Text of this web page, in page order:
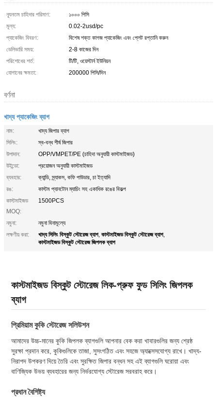
ন্যূনতম চাহিদার পরিমাণ:
১০০০ পিসি
মূল্য:
0.02-2usd/pc
প্যাকেজিং বিবরণ:
বিশেষ শক্ত কাগজ প্যাকেজিং এবং প্লেট রপ্তানি করুন
ডেলিভারি সময়:
2-8 কাজের দিন
পরিশোধের শর্ত:
টি/টি, ওয়েস্টার্ন ইউনিয়ন
যোগানের ক্ষমতা:
200000 পিসি/দিন
বর্ণনা
খাদ্য প্যাকেজিং ব্যাগ
নাম:
খাদ্য জিপার ব্যাগ
সিলিং:
স্ব-বন্ধ শীর্ষ জিপার
উপাদান:
OPP/VMPET/PE (চাহিদা অনুযায়ী কাস্টমাইজড)
উইন্ডো:
প্রয়োজন অনুযায়ী কাস্টমাইজড
ব্যবহার:
ক্যান্ডি, স্ন্যাকস, কফি পাউডার, চা ইত্যাদি
রঙ:
কাস্টম প্যানটোন ম্যাচিং সহ একাধিক রঙের বিকল্প
কাস্টমাইজড
MOQ:
1500PCS
নমুনা:
নমুনা বিনামূল্যে
লক্ষণীয় করা:
খাদ্য সিলিং বিস্কুট স্টোরেজ ব্যাগ, কাস্টমাইজড বিস্কুট স্টোরেজ ব্যাগ,
কাস্টমাইজড বিস্কুট স্টোরেজ জিপলক ব্যাগ
কাস্টমাইজড বিস্কুট স্টোরেজ লিক-প্রুফ ফুড সিলিং জিপলক
ব্যাগ
প্রিমিয়াম কুকি স্টোরেজ সলিউশন
আমাদের উচ্চ-মানের কুকি জিপলক ব্যাগগুলি আপনার বেক করা খাবারগুলির জন্য শ্রেষ্ঠ
সুরক্ষা প্রদান করে, কুকিগুলিকে তাজা, সুসংগঠিত এবং সহজে অ্যাক্সেসযোগ্য রাখে। খাদ্য-
নিরাপদ উপকরণ দিয়ে তৈরি এবং সুরক্ষিত জিপার বন্ধন সহ এই ব্যাগগুলি ঘরোয়া এবং
বাণিজ্যিক উভয় ব্যবহারের জন্য নির্ভরযোগ্য স্টোরেজ সরবরাহ করে।
প্রধান বৈশিষ্ট্য